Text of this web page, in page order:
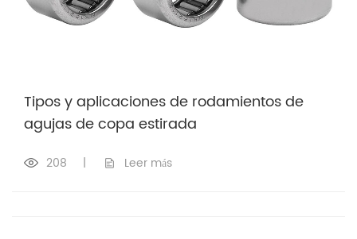
Tipos y aplicaciones de rodamientos de
agujas de copa estirada
208 | Leer más